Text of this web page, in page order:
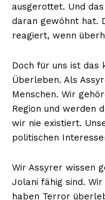
ausgerottet. Und
daran gewöhnt hat.
reagiert, wenn
Doch für uns ist das
Überleben. Als
Menschen. Wir
Region und werden
wir nie existiert.
politischen
Wir Assyrer wissen
Jolani fähig sind.
haben Terror